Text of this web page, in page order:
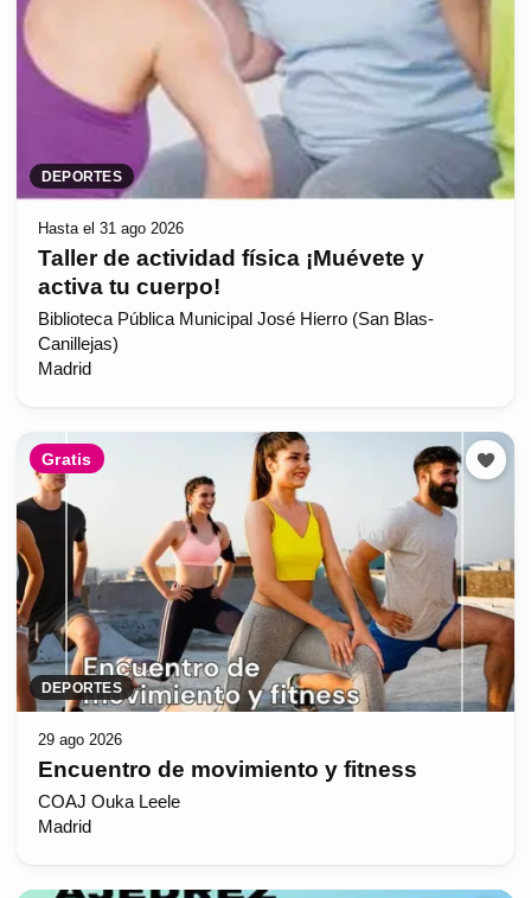
DEPORTES
Hasta el 31 ago 2026
Taller de actividad física ¡Muévete y
activa tu cuerpo!
Biblioteca Pública Municipal José Hierro (San Blas-
Canillejas)
Madrid
Gratis
DEPORTES
29 ago 2026
Encuentro de movimiento y fitness
COAJ Ouka Leele
Madrid